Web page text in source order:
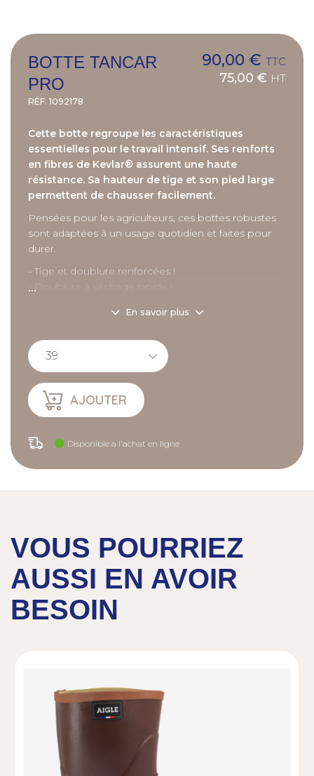
BOTTE TANCAR
PRO
RÉF. 1092178
90,00 € TTC
75,00 € HT
Cette botte regroupe les caractéristiques
essentielles pour le travail intensif. Ses renforts
en fibres de Kevlar® assurent une haute
résistance. Sa hauteur de tige et son pied large
permettent de chausser facilement.
Pensées pour les agriculteurs, ces bottes robustes
sont adaptées à un usage quotidien et faites pour
durer.
- Tige et doublure renforcées !
- Doublure à séchage rapide !
- Accroche et adhérence !
...
En savoir plus
AJOUTER
Disponible à l'achat en ligne
VOUS POURRIEZ
AUSSI EN AVOIR
BESOIN